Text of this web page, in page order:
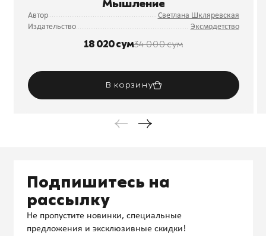
Мышление
Автор
Светлана Шкляревская
Издательство
Эксмодетство
18 020 сум34 000 сум
В корзину
Подпишитесь на
рассылку
Не пропустите новинки, специальные
предложения и эксклюзивные скидки!